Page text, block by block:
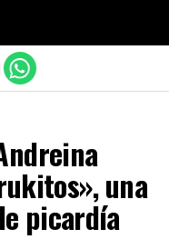
una
picardía